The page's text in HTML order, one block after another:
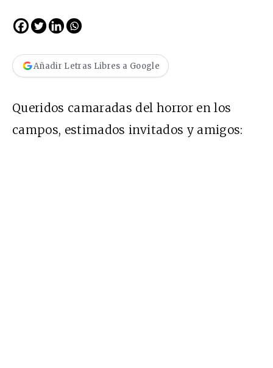
Añadir Letras Libres a Google
Queridos camaradas del horror en los
campos, estimados invitados y amigos: